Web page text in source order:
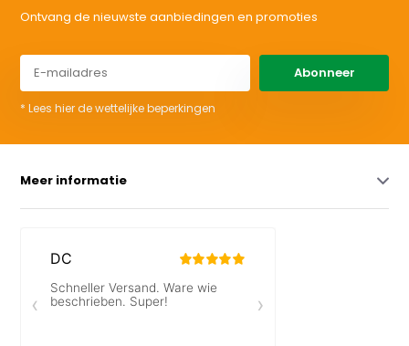
Ontvang de nieuwste aanbiedingen en promoties
Abonneer
* Lees hier de wettelijke beperkingen
Meer informatie